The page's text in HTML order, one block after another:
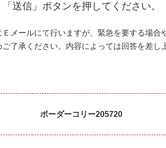
送信」ボタンを押してください。
メールにて行いますが、緊急を要する場合
了承ください。内容によっては回答を差し
ボーダーコリー205720